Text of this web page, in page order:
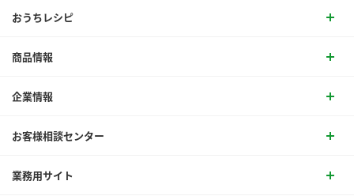
おうちレシピ
商品情報
企業情報
お客様相談センター
業務用サイト